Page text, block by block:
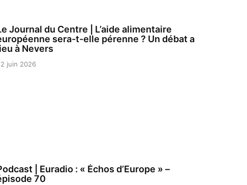
Journal du Centre | L’aide alimentaire
sera-t-elle pérenne ? Un débat a
à Nevers
juin 2026
| Euradio : « Échos d’Europe » –
70